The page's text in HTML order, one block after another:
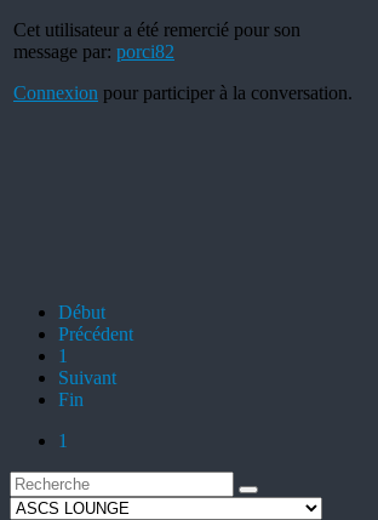
Cet utilisateur a été remercié pour son
message par: porci82
Connexion pour participer à la conversation.
Début
Précédent
1
Suivant
Fin
1